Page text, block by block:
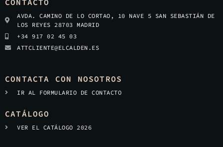
AVDA. CAMINO DE LO CORTAO, 10 NAVE 5 SAN SEBASTIÁN DE
LOS REYES 28703 MADRID
+34 917 02 45 03
ATTCLIENTE@ELCALDEN.ES
CONTACTA CON NOSOTROS
IR AL FORMULARIO DE CONTACTO
CATÁLOGO
VER EL CATÁLOGO 2026